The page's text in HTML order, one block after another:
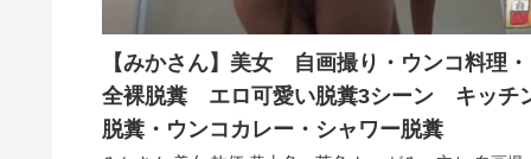
【みかさん】美女 自画撮り・ウンコ料理・
全裸脱糞 エロ可愛い脱糞3シーン キッチ
脱糞・ウンコカレー・シャワー脱糞